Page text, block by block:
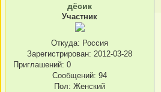
дёсик
Участник
Откуда: Россия
Зарегистрирован: 2012-03-28
Приглашений: 0
Сообщений: 94
Пол: Женский